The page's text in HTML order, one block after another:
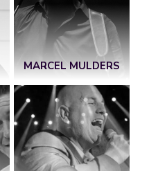
MARCEL MULDERS